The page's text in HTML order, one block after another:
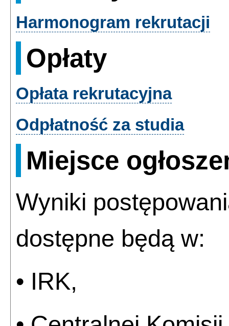
Harmonogram rekrutacji
Opłaty
Opłata rekrutacyjna
Odpłatność za studia
Miejsce
Wyniki
dostępne będą w:
• IRK,